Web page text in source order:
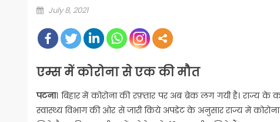
Posted
July 8, 2021
एम्स में कोरोना से एक की मौत
पटना। बिहार में कोरोना की रफ़्तार पर अब ब्रेक लग गयी है। राज्य
स्वास्थ्य विभाग की ओर से जारी किये अपडेट के अनुसार राज्य में